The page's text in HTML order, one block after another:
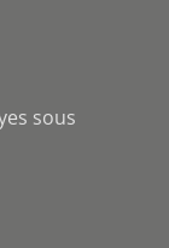
sous